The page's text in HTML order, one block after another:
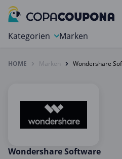
Kategorien
Auto, Motorrad & Werkzeuge
Bücher & Magazine
Computer & Elektronik
Entertainment & Media
Essen & Trinken
Marken
HOME Marken Wondershare
Wondershare Software